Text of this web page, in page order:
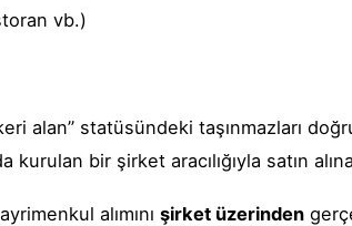
vb.)
alan” statüsündeki taşınmazları
kurulan bir şirket aracılığıyla satın
alımını şirket üzerinden